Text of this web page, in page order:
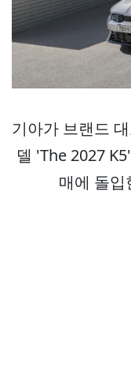
기아가 브랜드
델 'The 2027
매에 돌입